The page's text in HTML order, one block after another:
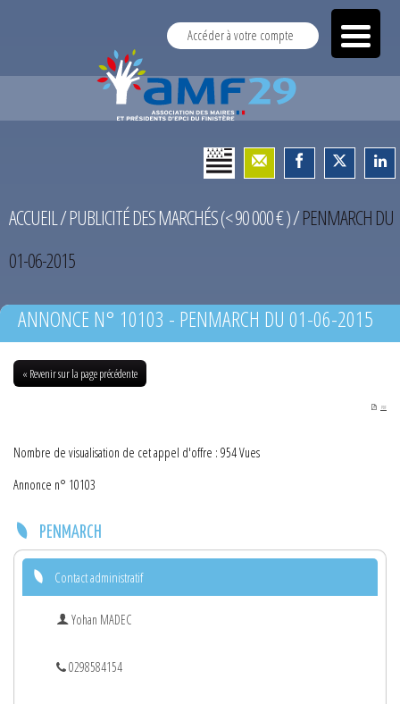
Accéder à votre compte
ACCUEIL/PUBLICITÉ DES MARCHÉS (< 90 000 € )/PENMARCH DU
01-06-2015
ANNONCE N° 10103 - PENMARCH DU 01-06-2015
« Revenir sur la page précédente
PDF
Nombre de visualisation de cet appel d'offre : 954 Vues
Annonce n° 10103
PENMARCH
Contact administratif
Yohan MADEC
0298584154